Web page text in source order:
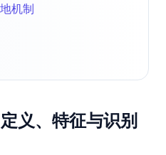
机制
义、特征与识别